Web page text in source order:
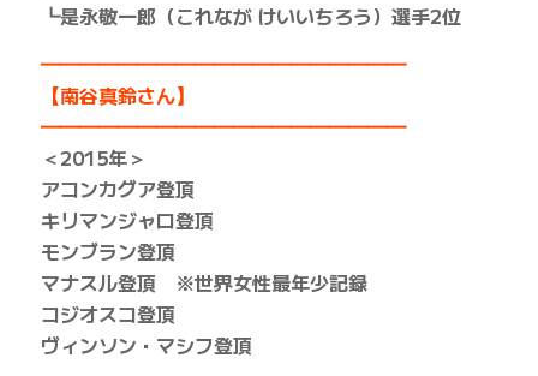
┗是永敬一郎（これなが けいいちろう）選手2位
━━━━━━━━━━━━━━━━━━━
【南谷真鈴さん】
━━━━━━━━━━━━━━━━━━━
＜2015年＞
アコンカグア登頂
キリマンジャロ登頂
モンブラン登頂
マナスル登頂 ※世界女性最年少記録
コジオスコ登頂
ヴィンソン・マシフ登頂